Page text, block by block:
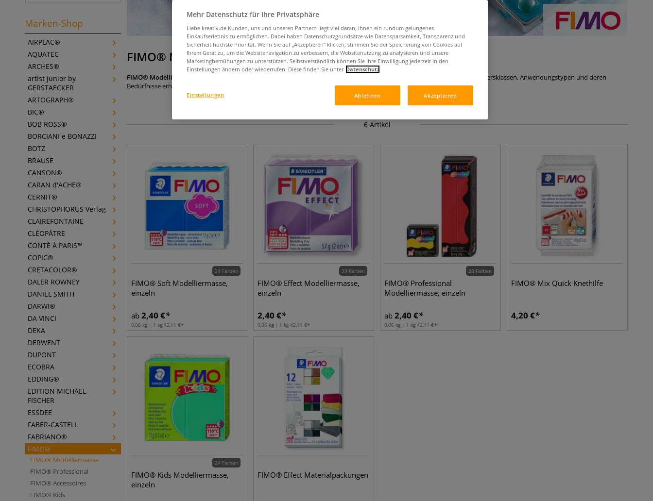
Marken-Shop
AIRPLAC®
AQUATEC
ARCHES®
artist junior by
GERSTAECKER
ARTOGRAPH®
BIC®
BOB ROSS®
BORCIANI e BONAZZI
BOTZ
BRAUSE
CANSON®
CARAN d'ACHE®
CERNIT®
CHRISTOPHORUS Verlag
CLAIREFONTAINE
CLÉOPÂTRE
CONTÉ À PARIS™
COPIC®
CRETACOLOR®
DALER ROWNEY
DANIEL SMITH
DARWI®
DA VINCI
DEKA
DERWENT
DUPONT
ECOBRA
EDDING®
EDITION MICHAEL
FISCHER
ESSDEE
FABER-CASTELL
FABRIANO®
FIMO®
FIMO® Modelliermasse
FIMO® Professional
FIMO® Accessoires
FIMO® Kids
FIMO® Modelliermasse
FIMO® Modelliermasse
ist bunt, ofenhärtend und in verschiedenen Ausführungen und Härtegraden für unterschiedliche Altersklassen, Anwendungstypen und deren
Bedürfnisse erhältlich.
6 Artikel
34 Farben
FIMO® Soft Modelliermasse,
einzeln
ab 2,40 €
0,06 kg | 1 kg 42,11 €
39 Farben
FIMO® Effect Modelliermasse,
einzeln
2,40 €
0,06 kg | 1 kg 42,11 €
28 Farben
FIMO® Professional
Modelliermasse, einzeln
ab 2,40 €
0,06 kg | 1 kg 42,11 €
FIMO® Mix Quick Knethilfe
4,20 €
24 Farben
FIMO® Kids Modelliermasse,
einzeln
FIMO® Effect Materialpackungen
Mehr Datenschutz für Ihre Privatsphäre
Liebe kreativ.de Kunden, uns und unseren Partnern liegt viel daran, Ihnen ein rundum gelungenes
Einkaufserlebnis zu ermöglichen. Dabei haben Datenschutzgrundsätze wie Datensparsamkeit, Transparenz und
Sicherheit höchste Priorität. Wenn Sie auf „Akzeptieren“ klicken, stimmen Sie der Speicherung von Cookies auf
Ihrem Gerät zu, um die Websitenavigation zu verbessern, die Websitenutzung zu analysieren und unsere
Marketingbemühungen zu unterstützen. Selbstverständlich können Sie Ihre Einwilligung jederzeit in den
Einstellungen ändern oder wiederrufen. Diese finden Sie unter Datenschutz
Ablehnen Akzeptieren
Einstellungen